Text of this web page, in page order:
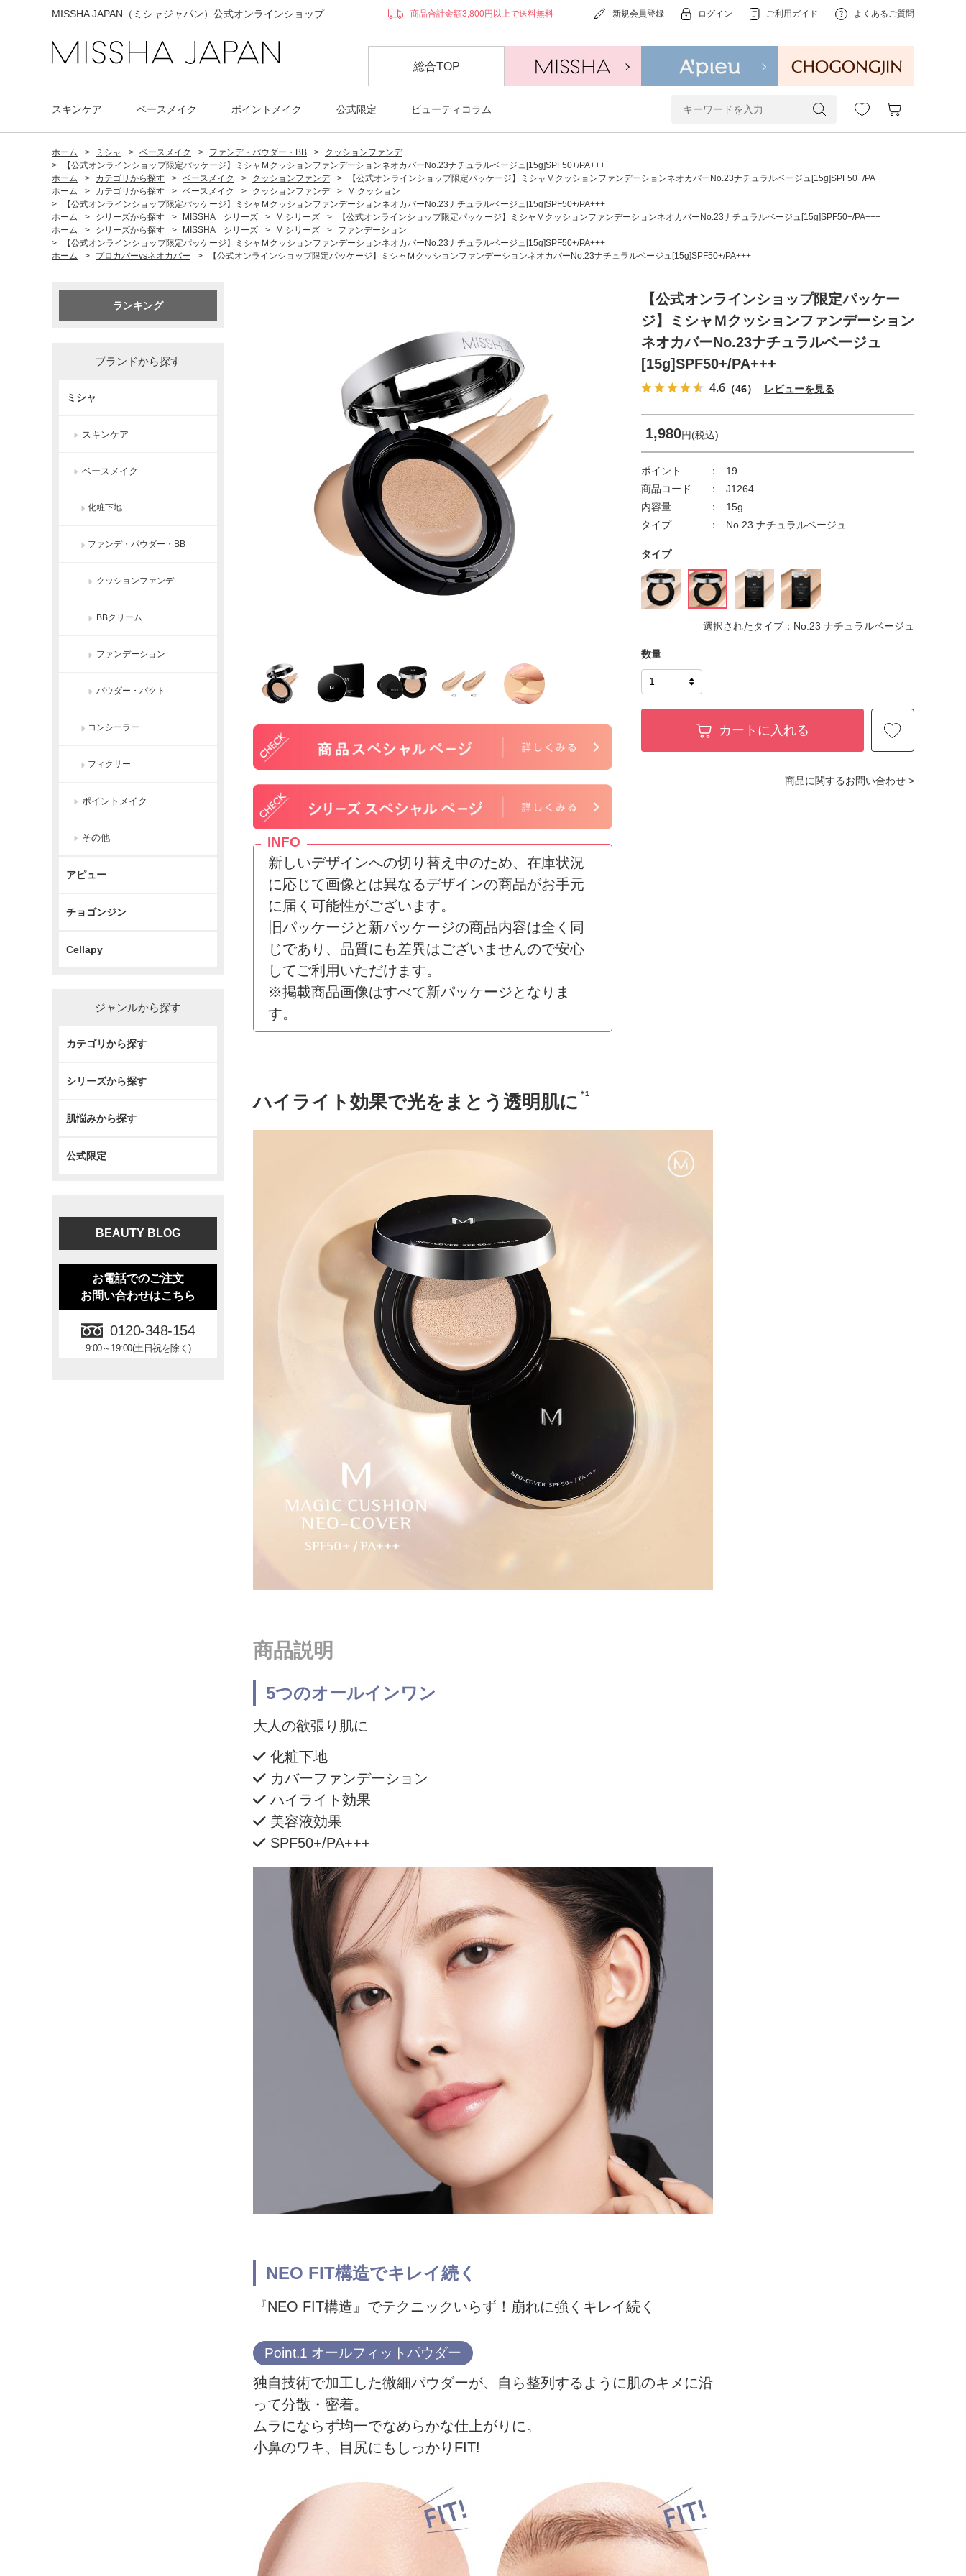
MISSHA JAPAN（ミシャジャパン）公式オンラインショップ 商品合計金額3,800円以上で送料無料 新規会員登録 ログイン ご利用ガイド よくあるご質問
総合TOP
スキンケア ベースメイク ポイントメイク 公式限定 ビューティコラム
ホーム > ミシャ > ベースメイク > ファンデ・パウダー・BB >
クッションファンデ
>
【公式オンラインショップ限定パッケージ】ミシャＭクッションファンデーションネオカバーNo.23ナチュラルベージュ[15g]SPF50+/PA+++
ホーム
> カテゴリから探す > ベースメイク > クッションファンデ >
【公式オンラインショップ限定パッケージ】ミシャＭクッションファンデーションネオカバーNo.23ナチュラルベージュ[15g]SPF50+/PA+++
ホーム
> カテゴリから探す > ベースメイク > クッションファンデ >
M クッション
>
【公式オンラインショップ限定パッケージ】ミシャＭクッションファンデーションネオカバーNo.23ナチュラルベージュ[15g]SPF50+/PA+++
ホーム
> シリーズから探す > MISSHA シリーズ > M シリーズ >
【公式オンラインショップ限定パッケージ】ミシャＭクッションファンデーションネオカバーNo.23ナチュラルベージュ[15g]SPF50+/PA+++
ホーム
> シリーズから探す > MISSHA シリーズ > M シリーズ >
ファンデーション
>
【公式オンラインショップ限定パッケージ】ミシャＭクッションファンデーションネオカバーNo.23ナチュラルベージュ[15g]SPF50+/PA+++
ホーム
> プロカバーvsネオカバー > 【公式オンラインショップ限定パッケージ】ミシャＭクッションファンデーションネオカバーNo.23ナチュラルベージュ[15g]SPF50+/PA+++
ランキング
ブランドから探す
ミシャ
スキンケア
ベースメイク
化粧下地
ファンデ・パウダー・BB
クッションファンデ
BBクリーム
ファンデーション
パウダー・パクト
コンシーラー
フィクサー
ポイントメイク
その他
アピュー
チョゴンジン
Cellapy
ジャンルから探す
カテゴリから探す
シリーズから探す
肌悩みから探す
公式限定
BEAUTY BLOG
お電話でのご注文
お問い合わせはこちら
0120-348-154
9:00～19:00(土日祝を除く)
INFO
新しいデザインへの切り替え中のため、在庫状況
に応じて画像とは異なるデザインの商品がお手元
に届く可能性がございます。
旧パッケージと新パッケージの商品内容は全く同
じであり、品質にも差異はございませんので安心
してご利用いただけます。
※掲載商品画像はすべて新パッケージとなりま
す。
【公式オンラインショップ限定パッケー
ジ】ミシャＭクッションファンデーション
ネオカバーNo.23ナチュラルベージュ
[15g]SPF50+/PA+++
4.6 （46） レビューを見る
1,980円(税込)
ポイント
19
商品コード
J1264
内容量
15g
タイプ
No.23 ナチュラルベージュ
タイプ
選択されたタイプ：No.23 ナチュラルベージュ
数量
カートに入れる
商品に関するお問い合わせ >
ハイライト効果で光をまとう透明肌に ＊1
商品説明
5つのオールインワン
大人の欲張り肌に
化粧下地
カバーファンデーション
ハイライト効果
美容液効果
SPF50+/PA+++
NEO FIT構造でキレイ続く
『NEO FIT構造』でテクニックいらず！崩れに強くキレイ続く
Point.1 オールフィットパウダー
独自技術で加工した微細パウダーが、自ら整列するように肌のキメに沿
って分散・密着。
ムラにならず均一でなめらかな仕上がりに。
小鼻のワキ、目尻にもしっかりFIT!